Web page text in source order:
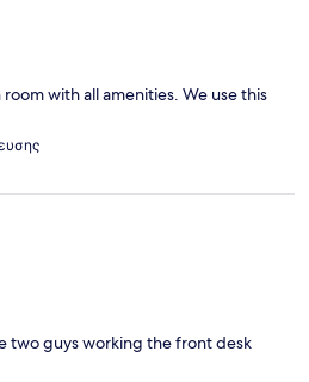
with all amenities. We use this
two guys working the front desk